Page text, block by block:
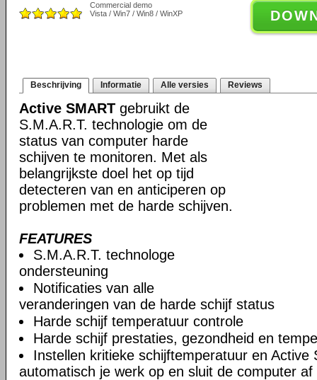
Commercial demo
Vista / Win7 / Win8 / WinXP
Beschrijving Informatie Alle versies Reviews
Active SMART gebruikt de
S.M.A.R.T. technologie om de
status van computer harde
schijven te monitoren. Met als
belangrijkste doel het op tijd
detecteren van en anticiperen op
problemen met de harde schijven.
FEATURES
S.M.A.R.T. technologe
ondersteuning
Notificaties van alle
veranderingen van de harde schijf status
Harde schijf temperatuur controle
Harde schijf prestaties, gezondheid en
Instellen kritieke schijftemperatuur en Active
automatisch je werk op en sluit de computer